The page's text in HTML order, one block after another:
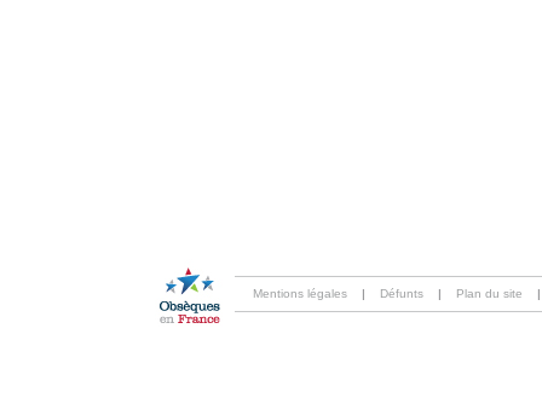
Mentions légales | Défunts | Plan du site |